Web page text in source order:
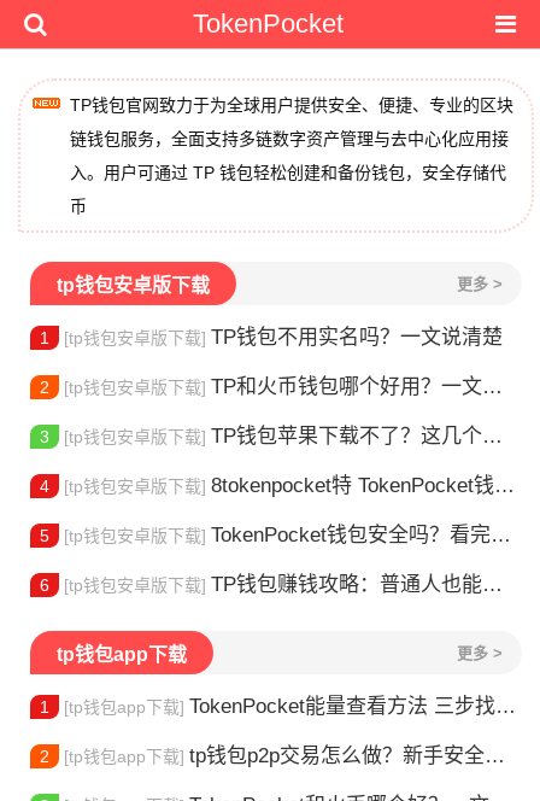
TokenPocket
TP钱包官网致力于为全球用户提供安全、便捷、专业的区块
链钱包服务，全面支持多链数字资产管理与去中心化应用接
入。用户可通过 TP 钱包轻松创建和备份钱包，安全存储代
币
tp钱包安卓版下载 更多 >
1 [tp钱包安卓版下载] TP钱包不用实名吗？一文说清楚
2 [tp钱包安卓版下载] TP和火币钱包哪个好用？一文帮你选对加密钱包
3 [tp钱包安卓版下载] TP钱包苹果下载不了？这几个原因你得知道
4 [tp钱包安卓版下载] 8tokenpocket特 TokenPocket钱包特色功能详解，新手老手都该知道
5 [tp钱包安卓版下载] TokenPocket钱包安全吗？看完这篇你就懂了
6 [tp钱包安卓版下载] TP钱包赚钱攻略：普通人也能做的几种方式
tp钱包app下载 更多 >
1 [tp钱包app下载] TokenPocket能量查看方法 三步找到TRX能量余额
2 [tp钱包app下载] tp钱包p2p交易怎么做？新手安全指南